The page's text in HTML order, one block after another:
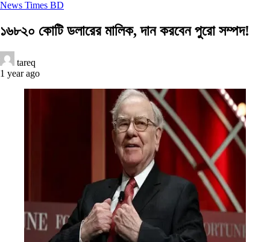
News Times BD
১৬৮২০ কোটি ডলারের মালিক, দান করবেন পুরো সম্পদ!
tareq
1 year ago